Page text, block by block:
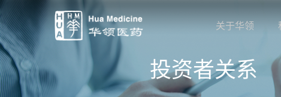
关于华领
投资者关系